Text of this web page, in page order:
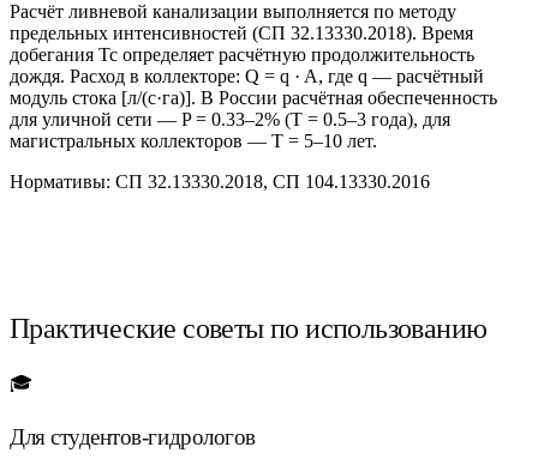
Расчёт ливневой канализации выполняется по методу
предельных интенсивностей (СП 32.13330.2018). Время
добегания Tc определяет расчётную продолжительность
дождя. Расход в коллекторе: Q = q · A, где q — расчётный
модуль стока [л/(с·га)]. В России расчётная обеспеченность
для уличной сети — P = 0.33–2% (T = 0.5–3 года), для
магистральных коллекторов — T = 5–10 лет.
Нормативы: СП 32.13330.2018, СП 104.13330.2016
Практические советы по использованию
🎓
Для студентов-гидрологов